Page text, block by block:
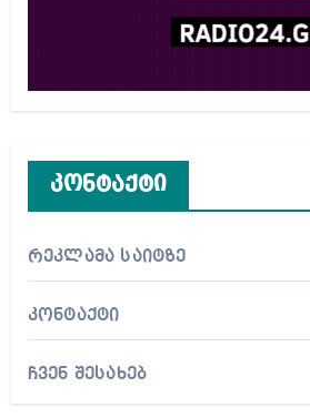
კონტაქტი
რეკლამა საიტზე
კონტაქტი
ჩვენ შესახებ